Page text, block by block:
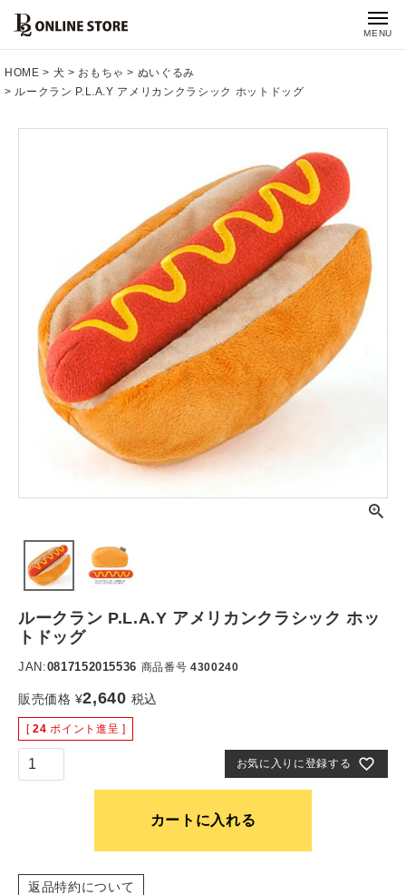
MENU
HOME 犬 おもちゃ
ぬいぐるみ
ルークラン P.L.A.Y アメリカンクラシック ホットドッグ
ルークラン P.L.A.Y アメリカンクラシック ホッ
トドッグ
JAN:0817152015536 商品番号 4300240
販売価格 ¥2,640 税込
[ 24 ポイント進呈 ]
お気に入りに登録する
カートに入れる
返品特約について